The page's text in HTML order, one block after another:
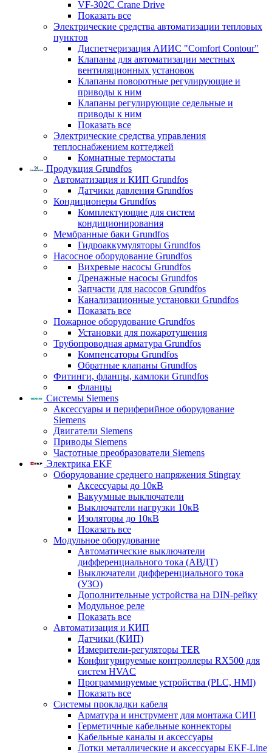
VF-302C Crane Drive
Показать все
Электрические средства автоматизации тепловых
пунктов
Диспетчеризация АИИС "Comfort Contour"
Клапаны для автоматизации местных
вентиляционных установок
Клапаны поворотные регулирующие и
приводы к ним
Клапаны регулирующие седельные и
приводы к ним
Показать все
Электрические средства управления
теплоснабжением коттеджей
Комнатные термостаты
Продукция Grundfos
Автоматизация и КИП Grundfos
Датчики давления Grundfos
Кондиционеры Grundfos
Комплектующие для систем
кондиционирования
Мембранные баки Grundfos
Гидроаккумуляторы Grundfos
Насосное оборудование Grundfos
Вихревые насосы Grundfos
Дренажные насосы Grundfos
Запчасти для насосов Grundfos
Канализационные установки Grundfos
Показать все
Пожарное оборудование Grundfos
Установки для пожаротушения
Трубопроводная арматура Grundfos
Компенсаторы Grundfos
Обратные клапаны Grundfos
Фитинги, фланцы, камлоки Grundfos
Фланцы
Системы Siemens
Аксессуары и периферийное оборудование
Siemens
Двигатели Siemens
Приводы Siemens
Частотные преобразователи Siemens
Электрика EKF
Оборудование среднего напряжения Stingray
Аксессуары до 10кВ
Вакуумные выключатели
Выключатели нагрузки 10кВ
Изоляторы до 10кВ
Показать все
Модульное оборудование
Автоматические выключатели
дифференциального тока (АВДТ)
Выключатели дифференциального тока
(УЗО)
Дополнительные устройства на DIN-рейку
Модульное реле
Показать все
Автоматизация и КИП
Датчики (КИП)
Измерители-регуляторы TER
Конфигурируемые контроллеры RX500 для
систем HVAC
Программируемые устройства (PLC, HMI)
Показать все
Системы прокладки кабеля
Арматура и инструмент для монтажа СИП
Герметичные кабельные коннекторы
Кабельные каналы и аксессуары
Лотки металлические и аксессуары EKF-Line